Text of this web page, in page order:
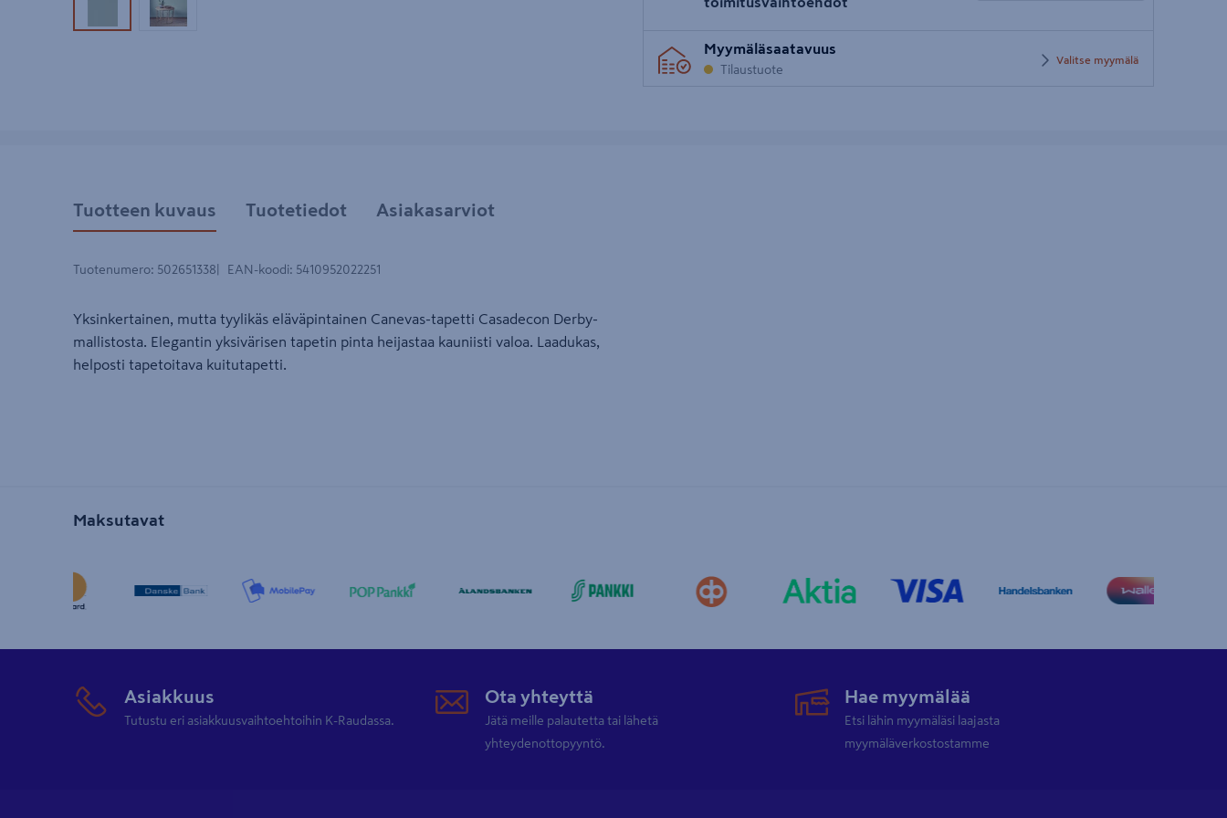
Tuotekuva 1Tuotekuva 2
postinumero
Myymäläsaatavuus
Tilaustuote
Valitse myymälä
Tuotteen kuvaus Tuotetiedot Asiakasarviot
Tuotenumero: 502651338 EAN-koodi: 5410952022251
Yksinkertainen, mutta tyylikäs eläväpintainen Canevas-tapetti Casadecon Derby-
mallistosta. Elegantin yksivärisen tapetin pinta heijastaa kauniisti valoa. Laadukas,
helposti tapetoitava kuitutapetti.
Maksutavat
Asiakkuus
Tutustu eri asiakkuusvaihtoehtoihin K-Raudassa.
Ota yhteyttä
Jätä meille palautetta tai lähetä
yhteydenottopyyntö.
Hae myymälää
Etsi lähin myymäläsi laajasta
myymäläverkostostamme